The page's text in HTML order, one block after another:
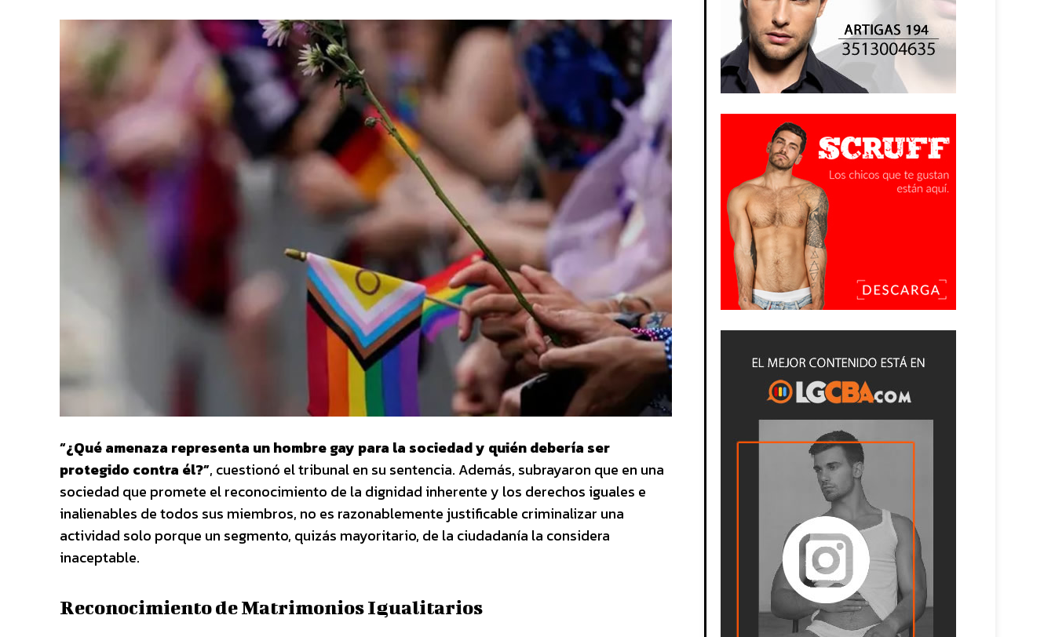
“¿Qué amenaza representa un hombre gay para la sociedad y quién debería ser
protegido contra él?”, cuestionó el tribunal en su sentencia. Además, subrayaron que en una
sociedad que promete el reconocimiento de la dignidad inherente y los derechos iguales e
inalienables de todos sus miembros, no es razonablemente justificable criminalizar una
actividad solo porque un segmento, quizás mayoritario, de la ciudadanía la considera
inaceptable.
Reconocimiento de Matrimonios Igualitarios